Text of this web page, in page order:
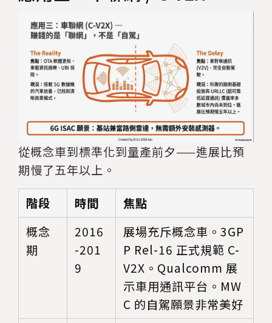
從概念車到標準化到量產前夕——進展比預
期慢了五年以上。
階段
時間
焦點
概念
期
2016
-201
9
展場充斥概念車。3GP
P Rel-16 正式規範 C-
V2X。Qualcomm 展
示車用通訊平台。MW
C 的自駕願景非常美好